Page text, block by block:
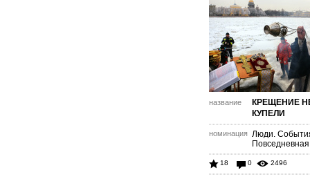
название
КРЕЩЕНИЕ
КУПЕЛИ
номинация Люди.
18 0 2496